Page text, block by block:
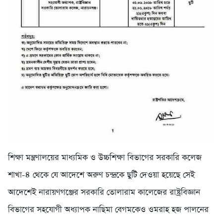
শিক্ষা মন্ত্রণালয়ের মাধ্যমিক ও উচ্চশিক্ষা বিভাগের সরকারি কলেজ
শাখা-৪ থেকে যে আদেশে অরুণ চন্দ্রকে ছুটি দেওয়া হয়েছে সেই
আদেশেই নারায়ণগঞ্জের সরকারি তোলারাম কালেজের রাষ্ট্রবিজ্ঞান
বিভাগের সহযোগী অধ্যাপক নাছিমা বেগমকেও ওমরাহ হজ পালনের